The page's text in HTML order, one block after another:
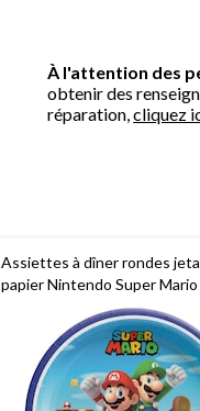
À l'attention des
obtenir des
réparation,cliquez
Assiettes à dîner rondes
papier Nintendo Super Mario
bleu/vert, 9 po, paq. 8, pour
d'anniversaire